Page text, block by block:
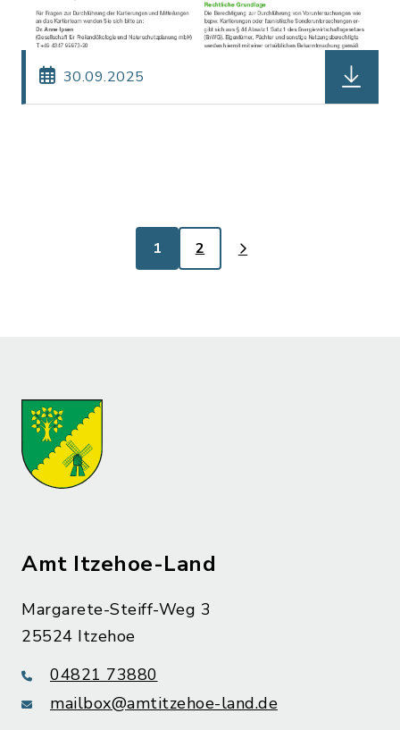
30.09.2025
1 2
Amt Itzehoe-Land
Margarete-Steiff-Weg 3
25524 Itzehoe
04821 73880
mailbox@amtitzehoe-land.de